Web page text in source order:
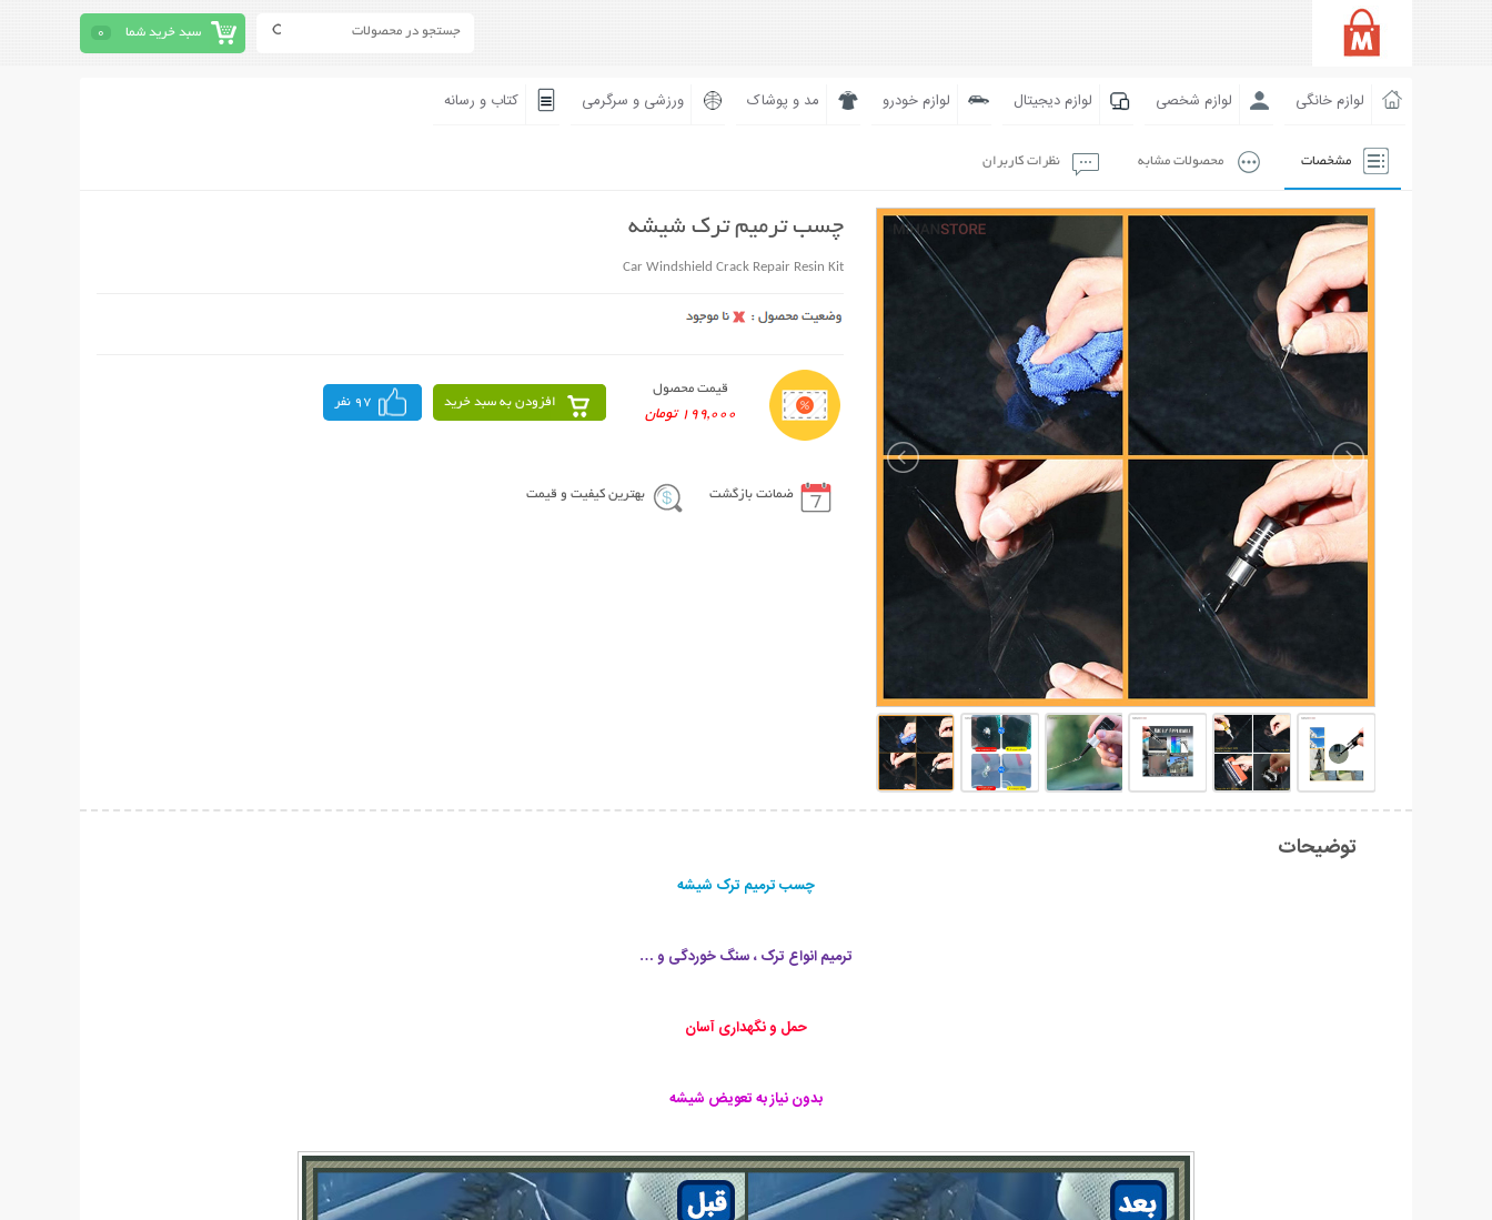
سبد خرید شما 0
لوازم خانگی لوازم شخصی لوازم دیجیتال لوازم خودرو مد و پوشاک ورزشی و سرگرمی کتاب و رسانه
مشخصات محصولات مشابه نظرات کاربران
چسب ترمیم ترک شیشه
Car Windshield Crack Repair Resin Kit
قیمت محصول
199,000 تومان
افزودن به سبد خرید 97 نفر
ضمانت بازگشت بهترین کیفیت و قیمت
توضیحات
چسب ترمیم ترک شیشه
ترمیم انواع ترک ، سنگ خوردگی و …
حمل و نگهداری آسان
بدون نیاز به تعویض شیشه